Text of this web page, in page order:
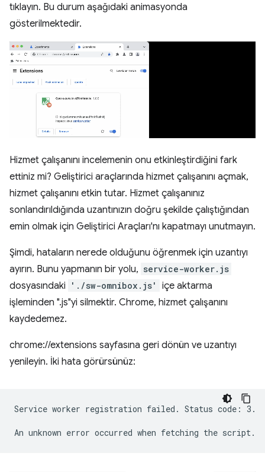
tıklayın. Bu durum aşağıdaki animasyonda
gösterilmektedir.
Hizmet çalışanını incelemenin onu etkinleştirdiğini fark
ettiniz mi? Geliştirici araçlarında hizmet çalışanını açmak,
hizmet çalışanını etkin tutar. Hizmet çalışanınız
sonlandırıldığında uzantınızın doğru şekilde çalıştığından
emin olmak için Geliştirici Araçları'nı kapatmayı unutmayın.
Şimdi, hataların nerede olduğunu öğrenmek için uzantıyı
ayırın. Bunu yapmanın bir yolu, service-worker.js
dosyasındaki './sw-omnibox.js'
içe aktarma
işleminden ".js"yi silmektir. Chrome, hizmet çalışanını
kaydedemez.
chrome://extensions sayfasına geri dönün ve uzantıyı
yenileyin. İki hata görürsünüz:
Service worker registration failed. Status code: 3.